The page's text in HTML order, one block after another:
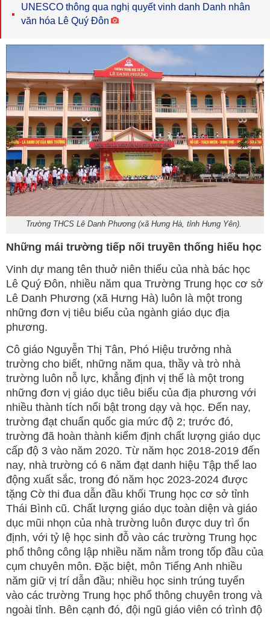
UNESCO thông qua nghị quyết vinh danh Danh nhân
văn hóa Lê Quý Đôn
Trường THCS Lê Danh Phương (xã Hưng Hà, tỉnh Hưng Yên).
Những mái trường tiếp nối truyền thống hiếu học
Vinh dự mang tên thuở niên thiếu của nhà bác học
Lê Quý Đôn, nhiều năm qua Trường Trung học cơ sở
Lê Danh Phương (xã Hưng Hà) luôn là một trong
những đơn vị tiêu biểu của ngành giáo dục địa
phương.
Cô giáo Nguyễn Thị Tân, Phó Hiệu trưởng nhà
trường cho biết, những năm qua, thầy và trò nhà
trường luôn nỗ lực, khẳng định vị thế là một trong
những đơn vị giáo dục tiêu biểu của địa phương với
nhiều thành tích nổi bật trong dạy và học. Đến nay,
trường đạt chuẩn quốc gia mức độ 2; trước đó,
trường đã hoàn thành kiểm định chất lượng giáo dục
cấp độ 3 vào năm 2020. Từ năm học 2018-2019 đến
nay, nhà trường có 6 năm đạt danh hiệu Tập thể lao
động xuất sắc, trong đó năm học 2023-2024 được
tặng Cờ thi đua dẫn đầu khối Trung học cơ sở tỉnh
Thái Bình cũ. Chất lượng giáo dục toàn diện và giáo
dục mũi nhọn của nhà trường luôn được duy trì ổn
định, với tỷ lệ học sinh đỗ vào các trường Trung học
phổ thông công lập nhiều năm nằm trong tốp đầu của
cụm chuyên môn. Đặc biệt, môn Tiếng Anh nhiều
năm giữ vị trí dẫn đầu; nhiều học sinh trúng tuyển
vào các trường Trung học phổ thông chuyên trong và
ngoài tỉnh. Bên cạnh đó, đội ngũ giáo viên có trình độ